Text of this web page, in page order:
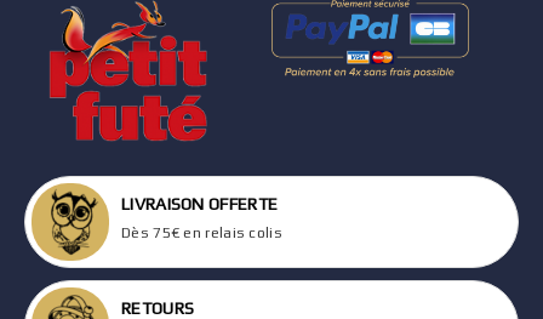
LIVRAISON OFFERTE
Dès 75€ en relais colis
RETOURS